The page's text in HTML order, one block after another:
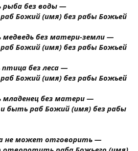
без воды —
Божий (имя) без рабы Божьей
без матери-земли —
Божий (имя) без рабы Божьей
без леса —
Божий (имя) без рабы Божьей
без матери —
быть раб Божий (имя) без рабы
не может отговорить —